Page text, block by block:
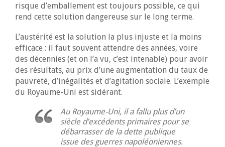
risque d’emballement est toujours possible, ce qui
rend cette solution dangereuse sur le long terme.
L’austérité est la solution la plus injuste et la moins
efficace : il faut souvent attendre des années, voire
des décennies (et on l’a vu, c’est intenable) pour avoir
des résultats, au prix d’une augmentation du taux de
pauvreté, d’inégalités et d’agitation sociale. L’exemple
du Royaume-Uni est sidérant.
Au Royaume-Uni, il a fallu plus d’un
siècle d’excédents primaires pour se
débarrasser de la dette publique
issue des guerres napoléoniennes.